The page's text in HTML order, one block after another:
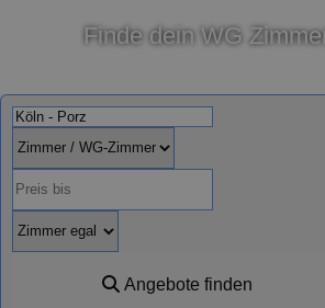
Finde dein WG
Angebote finden